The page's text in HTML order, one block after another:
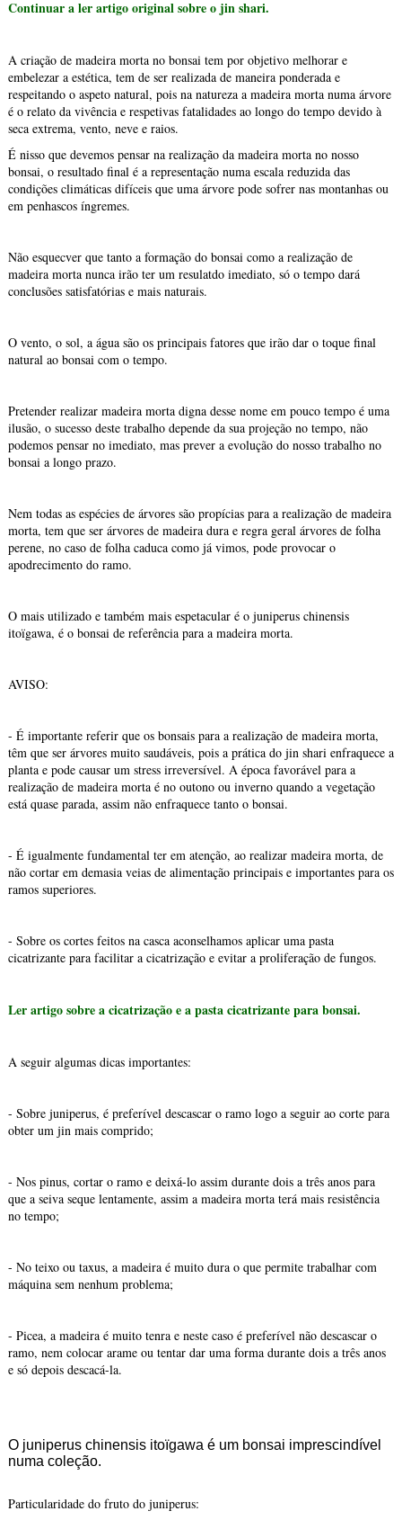
Continuar a ler artigo original sobre o jin shari.
A criação de madeira morta no bonsai tem por objetivo melhorar e
embelezar a estética, tem de ser realizada de maneira ponderada e
respeitando o aspeto natural, pois na natureza a madeira morta numa árvore
é o relato da vivência e respetivas fatalidades ao longo do tempo devido à
seca extrema, vento, neve e raios.
É nisso que devemos pensar na realização da madeira morta no nosso
bonsai, o resultado final é a representação numa escala reduzida das
condições climáticas difíceis que uma árvore pode sofrer nas montanhas ou
em penhascos íngremes.
Não esquecver que tanto a formação do bonsai como a realização de
madeira morta nunca irão ter um resulatdo imediato, só o tempo dará
conclusões satisfatórias e mais naturais.
O vento, o sol, a água são os principais fatores que irão dar o toque final
natural ao bonsai com o tempo.
Pretender realizar madeira morta digna desse nome em pouco tempo é uma
ilusão, o sucesso deste trabalho depende da sua projeção no tempo, não
podemos pensar no imediato, mas prever a evolução do nosso trabalho no
bonsai a longo prazo.
Nem todas as espécies de árvores são propícias para a realização de madeira
morta, tem que ser árvores de madeira dura e regra geral árvores de folha
perene, no caso de folha caduca como já vimos, pode provocar o
apodrecimento do ramo.
O mais utilizado e também mais espetacular é o juniperus chinensis
itoïgawa, é o bonsai de referência para a madeira morta.
AVISO:
- É importante referir que os bonsais para a realização de madeira morta,
têm que ser árvores muito saudáveis, pois a prática do jin shari enfraquece a
planta e pode causar um stress irreversível. A época favorável para a
realização de madeira morta é no outono ou inverno quando a vegetação
está quase parada, assim não enfraquece tanto o bonsai.
- É igualmente fundamental ter em atenção, ao realizar madeira morta, de
não cortar em demasia veias de alimentação principais e importantes para os
ramos superiores.
- Sobre os cortes feitos na casca aconselhamos aplicar uma pasta
cicatrizante para facilitar a cicatrização e evitar a proliferação de fungos.
Ler artigo sobre a cicatrização e a pasta cicatrizante para bonsai.
A seguir algumas dicas importantes:
- Sobre juniperus, é preferível descascar o ramo logo a seguir ao corte para
obter um jin mais comprido;
- Nos pinus, cortar o ramo e deixá-lo assim durante dois a três anos para
que a seiva seque lentamente, assim a madeira morta terá mais resistência
no tempo;
- No teixo ou taxus, a madeira é muito dura o que permite trabalhar com
máquina sem nenhum problema;
- Picea, a madeira é muito tenra e neste caso é preferível não descascar o
ramo, nem colocar arame ou tentar dar uma forma durante dois a três anos
e só depois descacá-la.
O juniperus chinensis itoïgawa é um bonsai imprescindível
numa coleção.
Particularidade do fruto do juniperus: